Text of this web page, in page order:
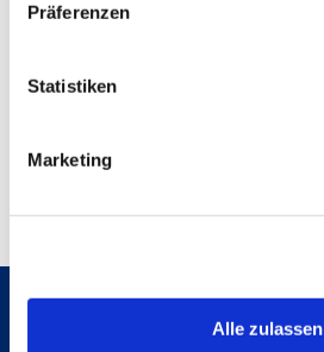
Präferenzen
Statistiken
Marketing
Alle zulassen
Windenergietechnik